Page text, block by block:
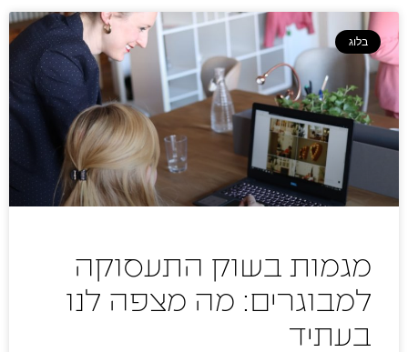
בלוג
מגמות בשוק התעסוקה
למבוגרים: מה מצפה לנו
בעתיד